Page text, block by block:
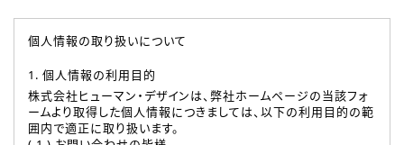
個人情報の取り扱いについて
1. 個人情報の利用目的
株式会社ヒューマン・デザインは、弊社ホームページの当該フォ
ームより取得した個人情報につきましては、以下の利用目的の範
囲内で適正に取り扱います。